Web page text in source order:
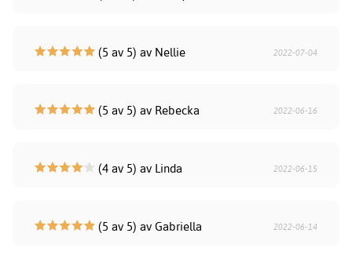
(5 av 5) av Nellie 2022-07-04
(5 av 5) av Rebecka 2022-06-16
(4 av 5) av Linda 2022-06-15
(5 av 5) av Gabriella 2022-06-14